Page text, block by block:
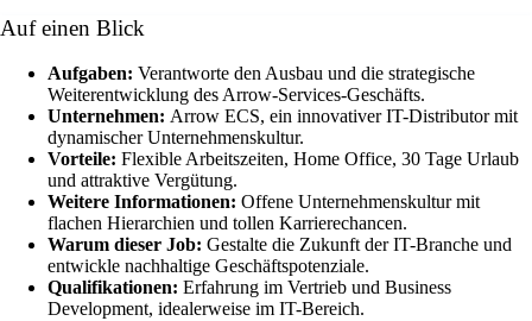
Auf einen Blick
Aufgaben: Verantworte den Ausbau und die strategische
Weiterentwicklung des Arrow-Services-Geschäfts.
Unternehmen: Arrow ECS, ein innovativer IT-Distributor mit
dynamischer Unternehmenskultur.
Vorteile: Flexible Arbeitszeiten, Home Office, 30 Tage Urlaub
und attraktive Vergütung.
Weitere Informationen: Offene Unternehmenskultur mit
flachen Hierarchien und tollen Karrierechancen.
Warum dieser Job: Gestalte die Zukunft der IT-Branche und
entwickle nachhaltige Geschäftspotenziale.
Qualifikationen: Erfahrung im Vertrieb und Business
Development, idealerweise im IT-Bereich.